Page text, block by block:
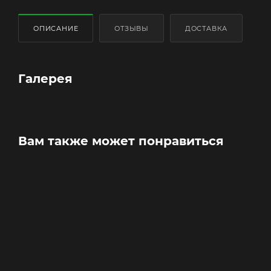
ОПИСАНИЕ ОТЗЫВЫ ДОСТАВКА
Галерея
Вам также может понравиться